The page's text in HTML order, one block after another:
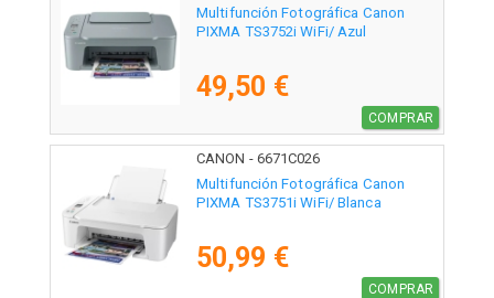
Multifunción Fotográfica Canon
PIXMA TS3752i WiFi/ Azul
49,50 €
COMPRAR
CANON - 6671C026
Multifunción Fotográfica Canon
PIXMA TS3751i WiFi/ Blanca
50,99 €
COMPRAR